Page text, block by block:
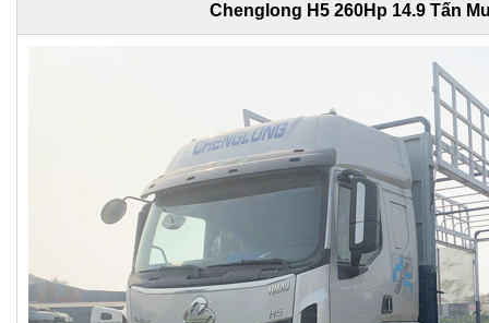
Chenglong H5 260Hp 14.9 Tấn